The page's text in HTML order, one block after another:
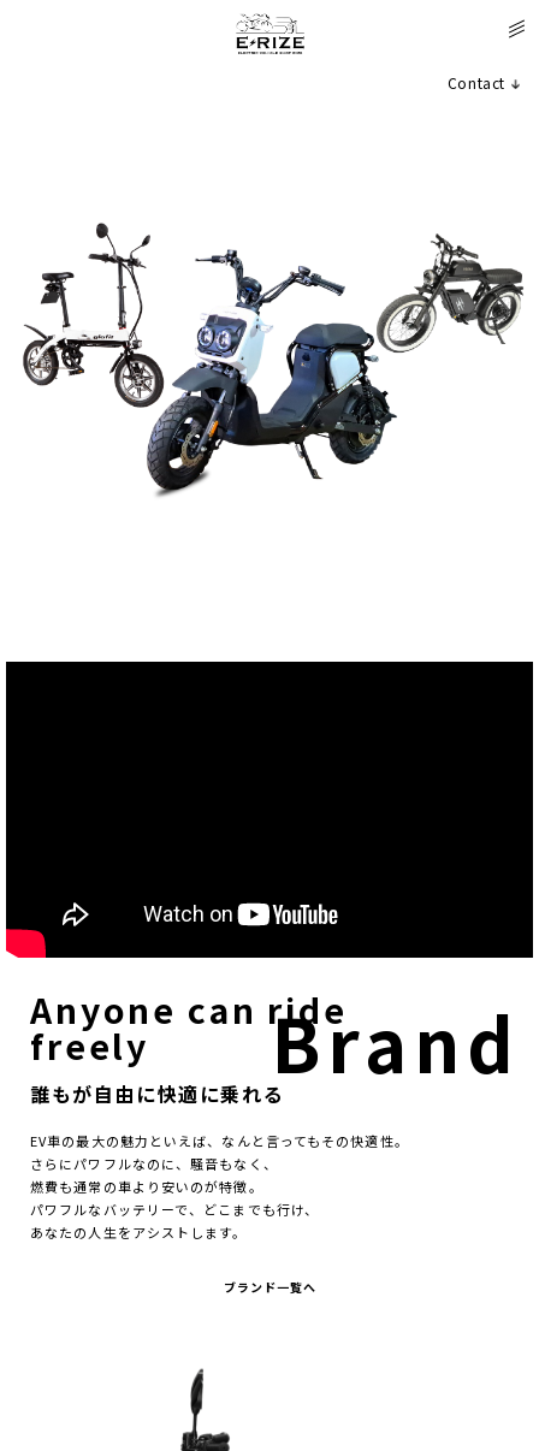
Contact
Brand
Anyone can ride
freely
誰もが自由に快適に乗れる
EV車の最大の魅力といえば、 なんと言ってもその快適性。
さらにパワフルなのに、騒音もなく、
燃費も通常の車より安いのが特徴。
パワフルなバッテリーで、どこまでも⾏け、
あなたの⼈⽣をアシストします。
ブランド一覧へ